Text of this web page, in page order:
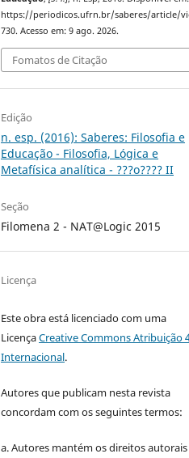
https://periodicos.ufrn.br/saberes/article/
730. Acesso em: 9 ago. 2026.
Fomatos de Citação
Edição
n. esp. (2016): Saberes: Filosofia e
Educação - Filosofia, Lógica e
Metafísica analítica - ???o???? II
Seção
Filomena 2 - NAT@Logic 2015
Licença
Este obra está licenciado com uma
LicençaCreative Commons Atribuição
Internacional.
Autores que publicam nesta revista
concordam com os seguintes termos:
a. Autores mantém os direitos autorais